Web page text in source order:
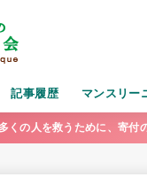
記事履歴 マンスリー
の人を救うために、寄付